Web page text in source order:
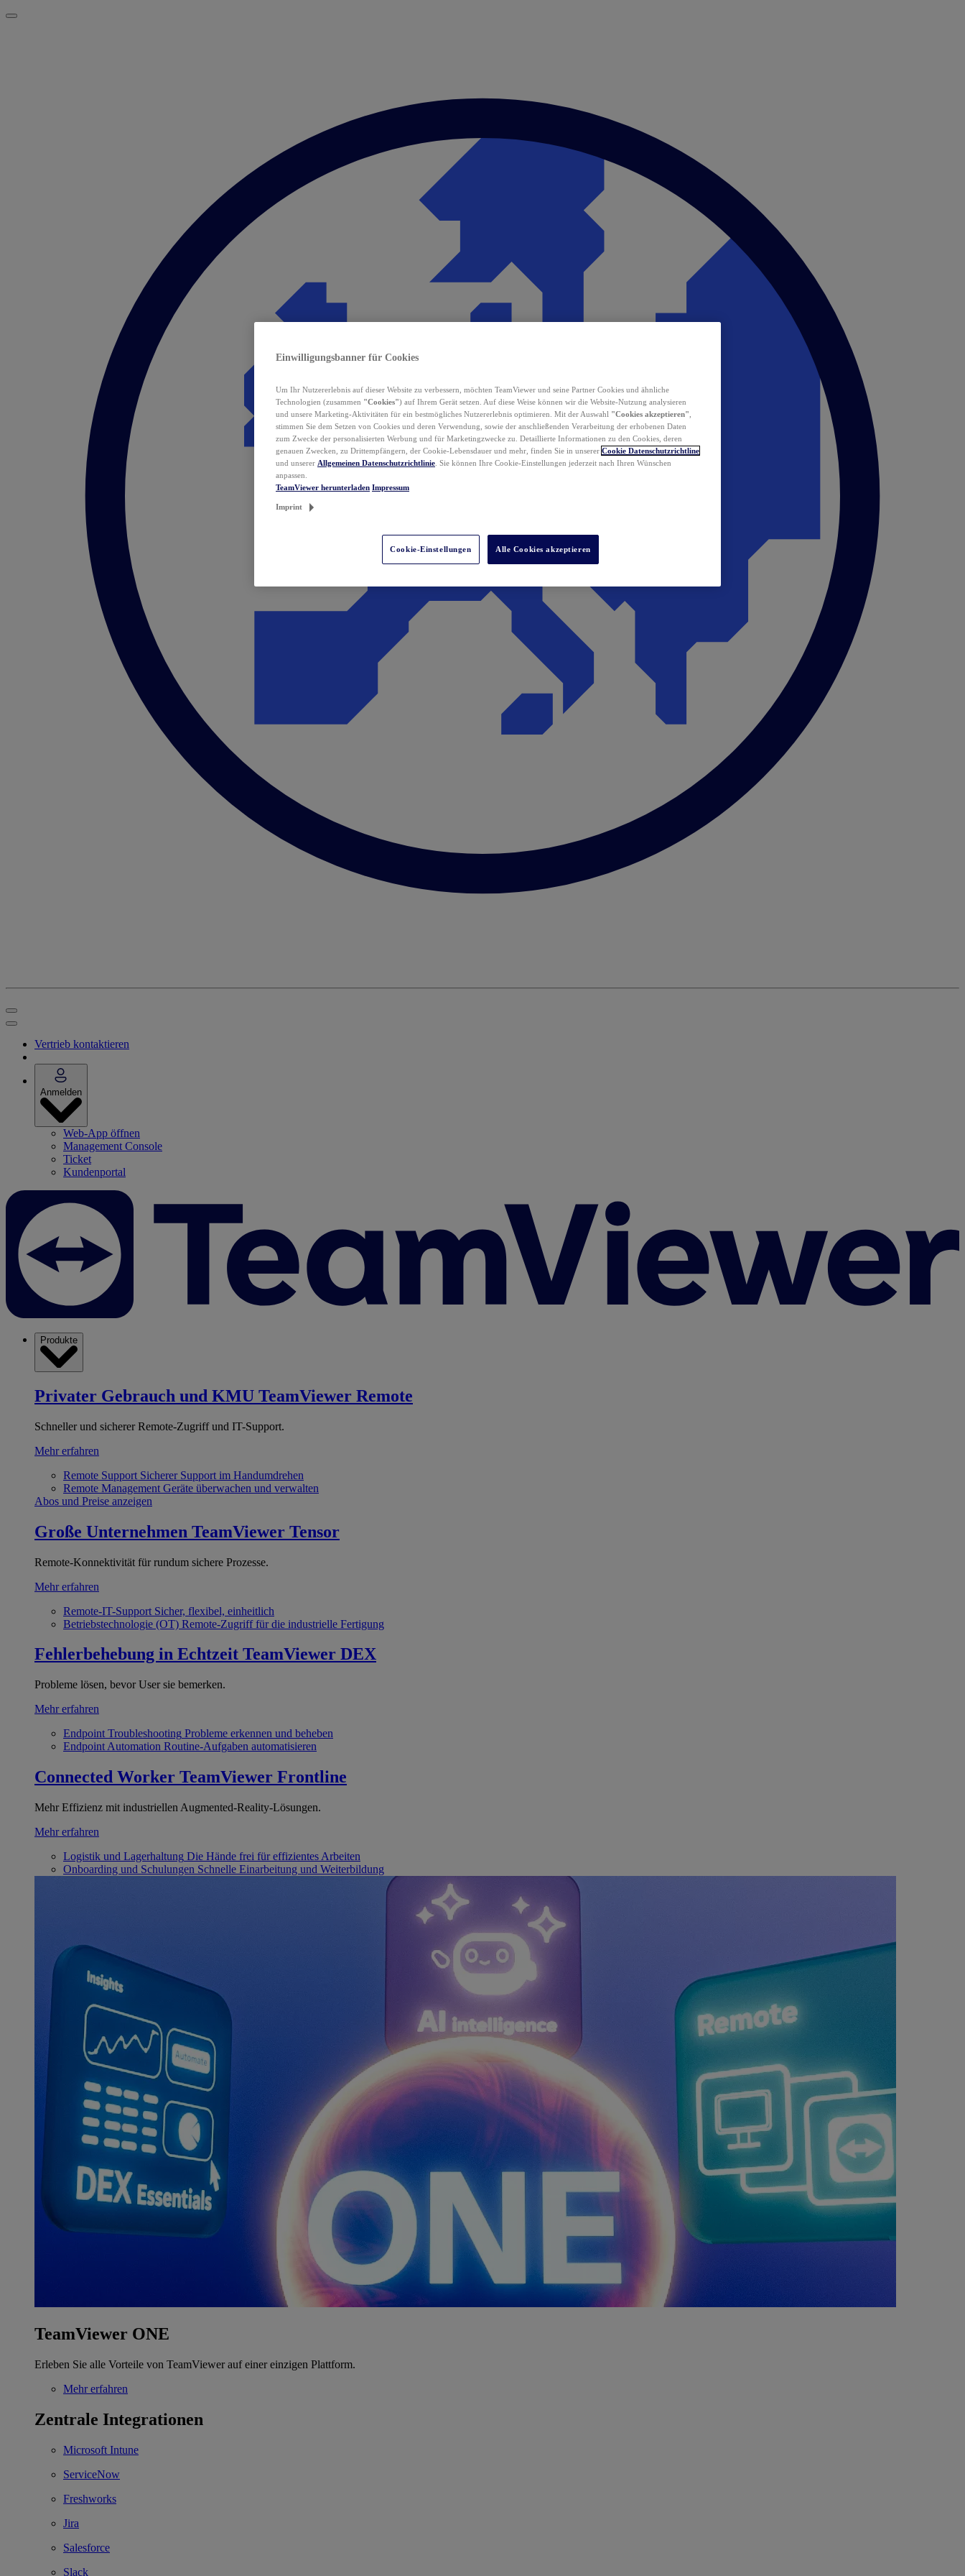
Vertrieb kontaktieren
Anmelden
Web-App öffnen
Management Console
Ticket
Kundenportal
Produkte
Privater Gebrauch und KMU TeamViewer Remote
Schneller und sicherer Remote-Zugriff und IT-Support.
Mehr erfahren
Remote Support Sicherer Support im Handumdrehen
Remote Management Geräte überwachen und verwalten
Abos und Preise anzeigen
Große Unternehmen TeamViewer Tensor
Remote-Konnektivität für rundum sichere Prozesse.
Mehr erfahren
Remote-IT-Support Sicher, flexibel, einheitlich
Betriebstechnologie (OT) Remote-Zugriff für die industrielle Fertigung
Fehlerbehebung in Echtzeit TeamViewer DEX
Probleme lösen, bevor User sie bemerken.
Mehr erfahren
Endpoint Troubleshooting Probleme erkennen und beheben
Endpoint Automation Routine-Aufgaben automatisieren
Connected Worker TeamViewer Frontline
Mehr Effizienz mit industriellen Augmented-Reality-Lösungen.
Mehr erfahren
Logistik und Lagerhaltung Die Hände frei für effizientes Arbeiten
Onboarding und Schulungen Schnelle Einarbeitung und Weiterbildung
TeamViewer ONE
Erleben Sie alle Vorteile von TeamViewer auf einer einzigen Plattform.
Mehr erfahren
Zentrale Integrationen
Microsoft Intune
ServiceNow
Freshworks
Jira
Salesforce
Slack
Einwilligungsbanner für Cookies
Um Ihr Nutzererlebnis auf dieser Website zu verbessern, möchten TeamViewer und seine Partner Cookies und ähnliche
Technologien (zusammen "Cookies") auf Ihrem Gerät setzen. Auf diese Weise können wir die Website-Nutzung analysieren
und unsere Marketing-Aktivitäten für ein bestmögliches Nutzererlebnis optimieren. Mit der Auswahl "Cookies akzeptieren"
stimmen Sie dem Setzen von Cookies und deren Verwendung, sowie der anschließenden Verarbeitung der erhobenen Daten
zum Zwecke der personalisierten Werbung und für Marketingzwecke zu. Detaillierte Informationen zu den Cookies, deren
genauen Zwecken, zu Drittempfängern, der Cookie-Lebensdauer und mehr, finden Sie in unserer Cookie Datenschutzrichtline
und unserer Allgemeinen Datenschutzrichtlinie . Sie können Ihre Cookie-Einstellungen jederzeit nach Ihren Wünschen
anpassen.
TeamViewer herunterladen Impressum
Imprint
Cookie-Einstellungen Alle Cookies akzeptieren